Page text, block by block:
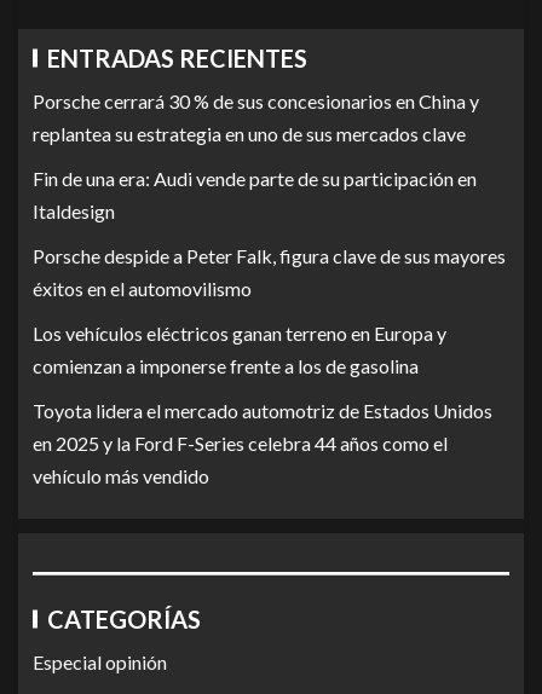
ENTRADAS RECIENTES
Porsche cerrará 30 % de sus concesionarios en China y
replantea su estrategia en uno de sus mercados clave
Fin de una era: Audi vende parte de su participación en
Italdesign
Porsche despide a Peter Falk, figura clave de sus mayores
éxitos en el automovilismo
Los vehículos eléctricos ganan terreno en Europa y
comienzan a imponerse frente a los de gasolina
Toyota lidera el mercado automotriz de Estados Unidos
en 2025 y la Ford F-Series celebra 44 años como el
vehículo más vendido
CATEGORÍAS
Especial opinión